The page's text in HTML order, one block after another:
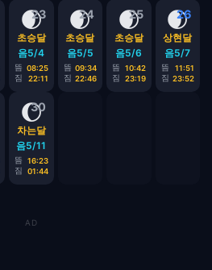
23
🌒
초승달
음5/4
뜸 08:25
짐
22:11
24
🌒
초승달
음5/5
뜸 09:34
짐 22:46
25
🌒
초승달
음5/6
뜸
10:42
짐
23:19
26
🌒
상현달
음5/7
뜸
11:51
짐 23:52
30
🌔
차는달
음5/11
뜸
16:23
짐
01:44
AD